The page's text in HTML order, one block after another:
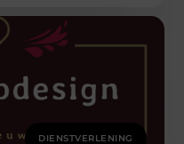
DIENSTVERLENING